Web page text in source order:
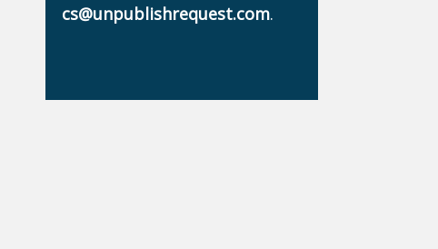
cs@unpublishrequest.com.